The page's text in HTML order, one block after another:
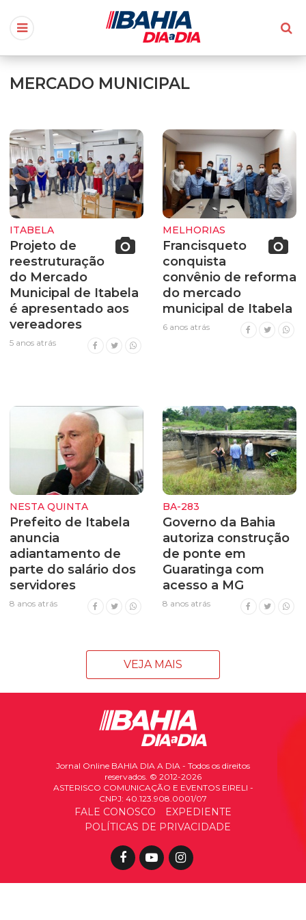
MERCADO MUNICIPAL
ITABELA
Projeto de
reestruturação
do Mercado
Municipal de Itabela
é apresentado aos
vereadores
5 anos atrás
MELHORIAS
Francisqueto
conquista
convênio de reforma
do mercado
municipal de Itabela
6 anos atrás
NESTA QUINTA
Prefeito de Itabela
anuncia
adiantamento de
parte do salário dos
servidores
8 anos atrás
BA-283
Governo da Bahia
autoriza construção
de ponte em
Guaratinga com
acesso a MG
8 anos atrás
VEJA MAIS
Jornal Online BAHIA DIA A DIA - Todos os direitos
reservados. © 2012-2026
ASTERISCO COMUNICAÇÃO E EVENTOS EIRELI -
CNPJ: 40.123.908.0001/07
FALE CONOSCO
EXPEDIENTE
POLÍTICAS DE PRIVACIDADE